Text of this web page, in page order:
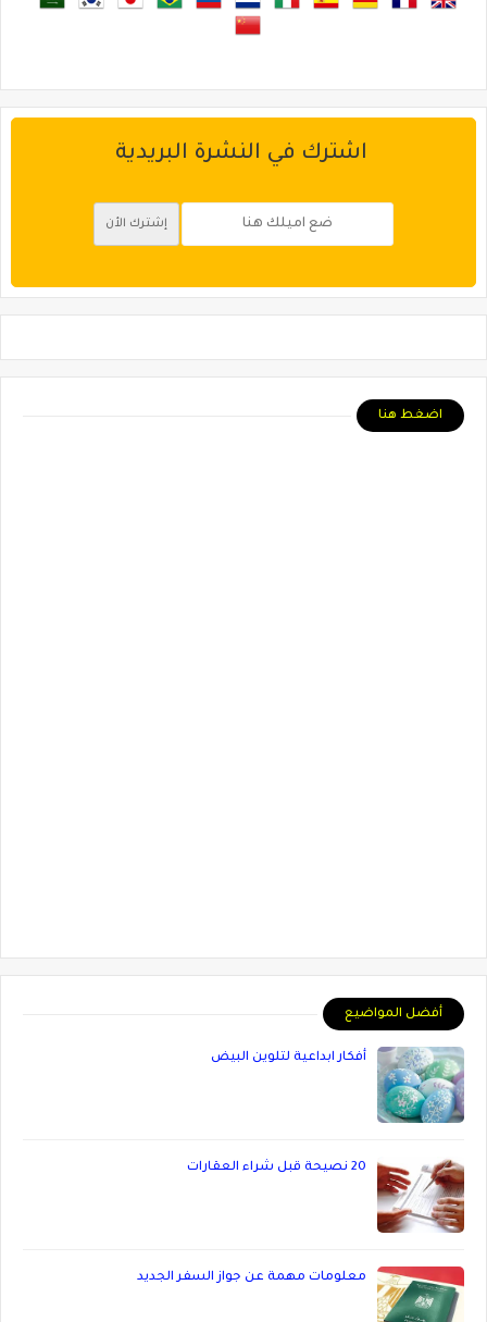
اشترك في النشرة البريدية
اضغط هنا
أفضل المواضيع
أفكار ابداعية لتلوين البيض
20 نصيحة قبل شراء العقارات
معلومات مهمة عن جواز السفر الجديد